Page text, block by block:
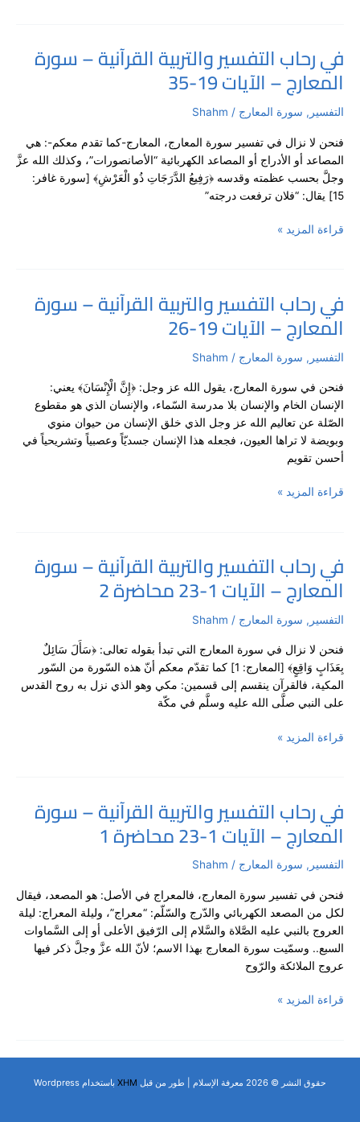
في رحاب التفسير والتربية القرآنية – سورة
المعارج – الآيات 19-35
التفسير , سورة المعارج /
Shahm
فنحن لا نزال في تفسير سورة المعارج، المعارج-كما تقدم معكم-: هي
المصاعد أو الأدراج أو المصاعد الكهربائية “الأصانصورات”، وكذلك الله عزَّ
وجلَّ بحسب عظمته وقدسه ﴿رَفِيعُ الدَّرَجَاتِ ذُو الْعَرْشِ﴾ [سورة غافر:
15] يقال: “فلان ترفعت درجته”
في
رحاب
التفسير
والتربية
–
سورة
المعارج
–
19-
قراءة المزيد »
في رحاب التفسير والتربية القرآنية – سورة
المعارج – الآيات 19-26
التفسير , سورة المعارج /
Shahm
فنحن في سورة المعارج، يقول الله عز وجل: ﴿إِنَّ الْإِنْسَانَ﴾ يعني:
الإنسان الخام والإنسان بلا مدرسة السّماء، والإنسان الذي هو مقطوع
الصّلة عن تعاليم الله عز وجل الذي خلق الإنسان من حيوان منوي
وبويضة لا تراها العيون، فجعله هذا الإنسان جسديّاً وعصبياً وتشريحياً في
أحسن تقويم
في
رحاب
التفسير
والتربية
–
سورة
المعارج
–
الآيات
26
قراءة المزيد »
في رحاب التفسير والتربية القرآنية – سورة
المعارج – الآيات 1-23 محاضرة 2
التفسير , سورة المعارج /
Shahm
فنحن لا نزال في سورة المعارج التي تبدأ بقوله تعالى: ﴿سَأَلَ سَائِلٌ
بِعَذَابٍ وَاقِعٍ﴾ [المعارج: 1] كما تقدّم معكم أنّ هذه السّورة من السّور
المكية، فالقرآن ينقسم إلى قسمين: مكي وهو الذي نزل به روح القدس
على النبي صلَّى الله عليه وسلَّم في مكّة
في
رحاب
التفسير
والتربية
–
سورة
المعارج
–
1-
قراءة المزيد »
في رحاب التفسير والتربية القرآنية – سورة
المعارج – الآيات 1-23 محاضرة 1
التفسير , سورة المعارج /
Shahm
فنحن في تفسير سورة المعارج، فالمعراج في الأصل: هو المصعد، فيقال
لكل من المصعد الكهربائي والدّرج والسّلّم: “معراج”، وليلة المعراج: ليلة
العروج بالنبي عليه الصَّلاة والسَّلام إلى الرّفيق الأعلى أو إلى السَّماوات
السبع.. وسمّيت سورة المعارج بهذا الاسم؛ لأنّ الله عزَّ وجلَّ ذكر فيها
عروج الملائكة والرّوح
في
رحاب
التفسير
والتربية
–
سورة
المعارج
–
الآيات
23
قراءة المزيد »
حقوق النشر © 2026 معرفة الإسلام | طور من قبل XHM باستخدام Wordpress